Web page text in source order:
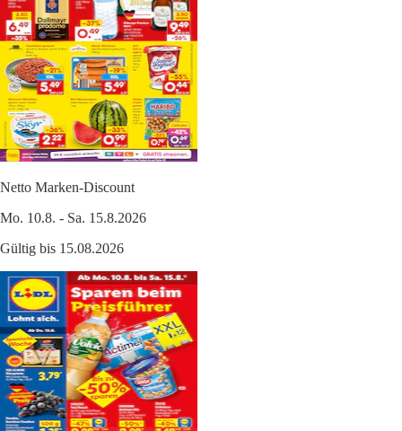
Netto Marken-Discount
Mo. 10.8. - Sa. 15.8.2026
Gültig bis 15.08.2026